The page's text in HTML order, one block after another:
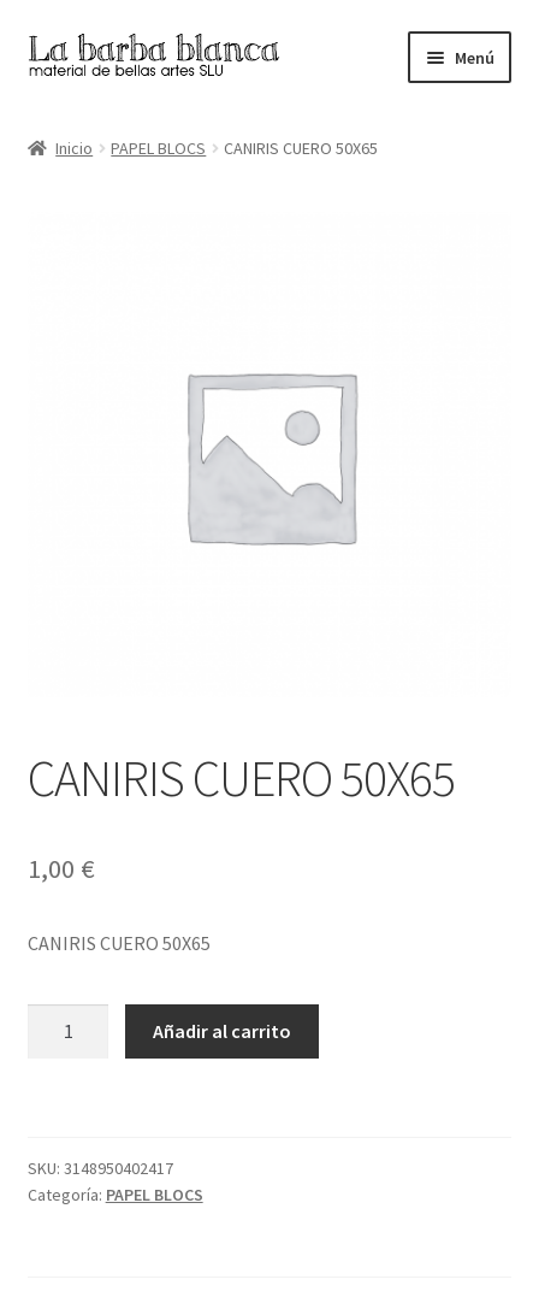
Ir
a
navegación
Ir
al
Menú
Inicio PAPEL BLOCS CANIRIS CUERO 50X65
CANIRIS CUERO 50X65
1,00 €
CANIRIS CUERO 50X65
Añadir al carrito
SKU: 3148950402417
Categoría: PAPEL BLOCS